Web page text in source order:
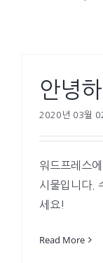
안녕
2020년 03월
워드프레스
시물입니다.
세요!
Read More